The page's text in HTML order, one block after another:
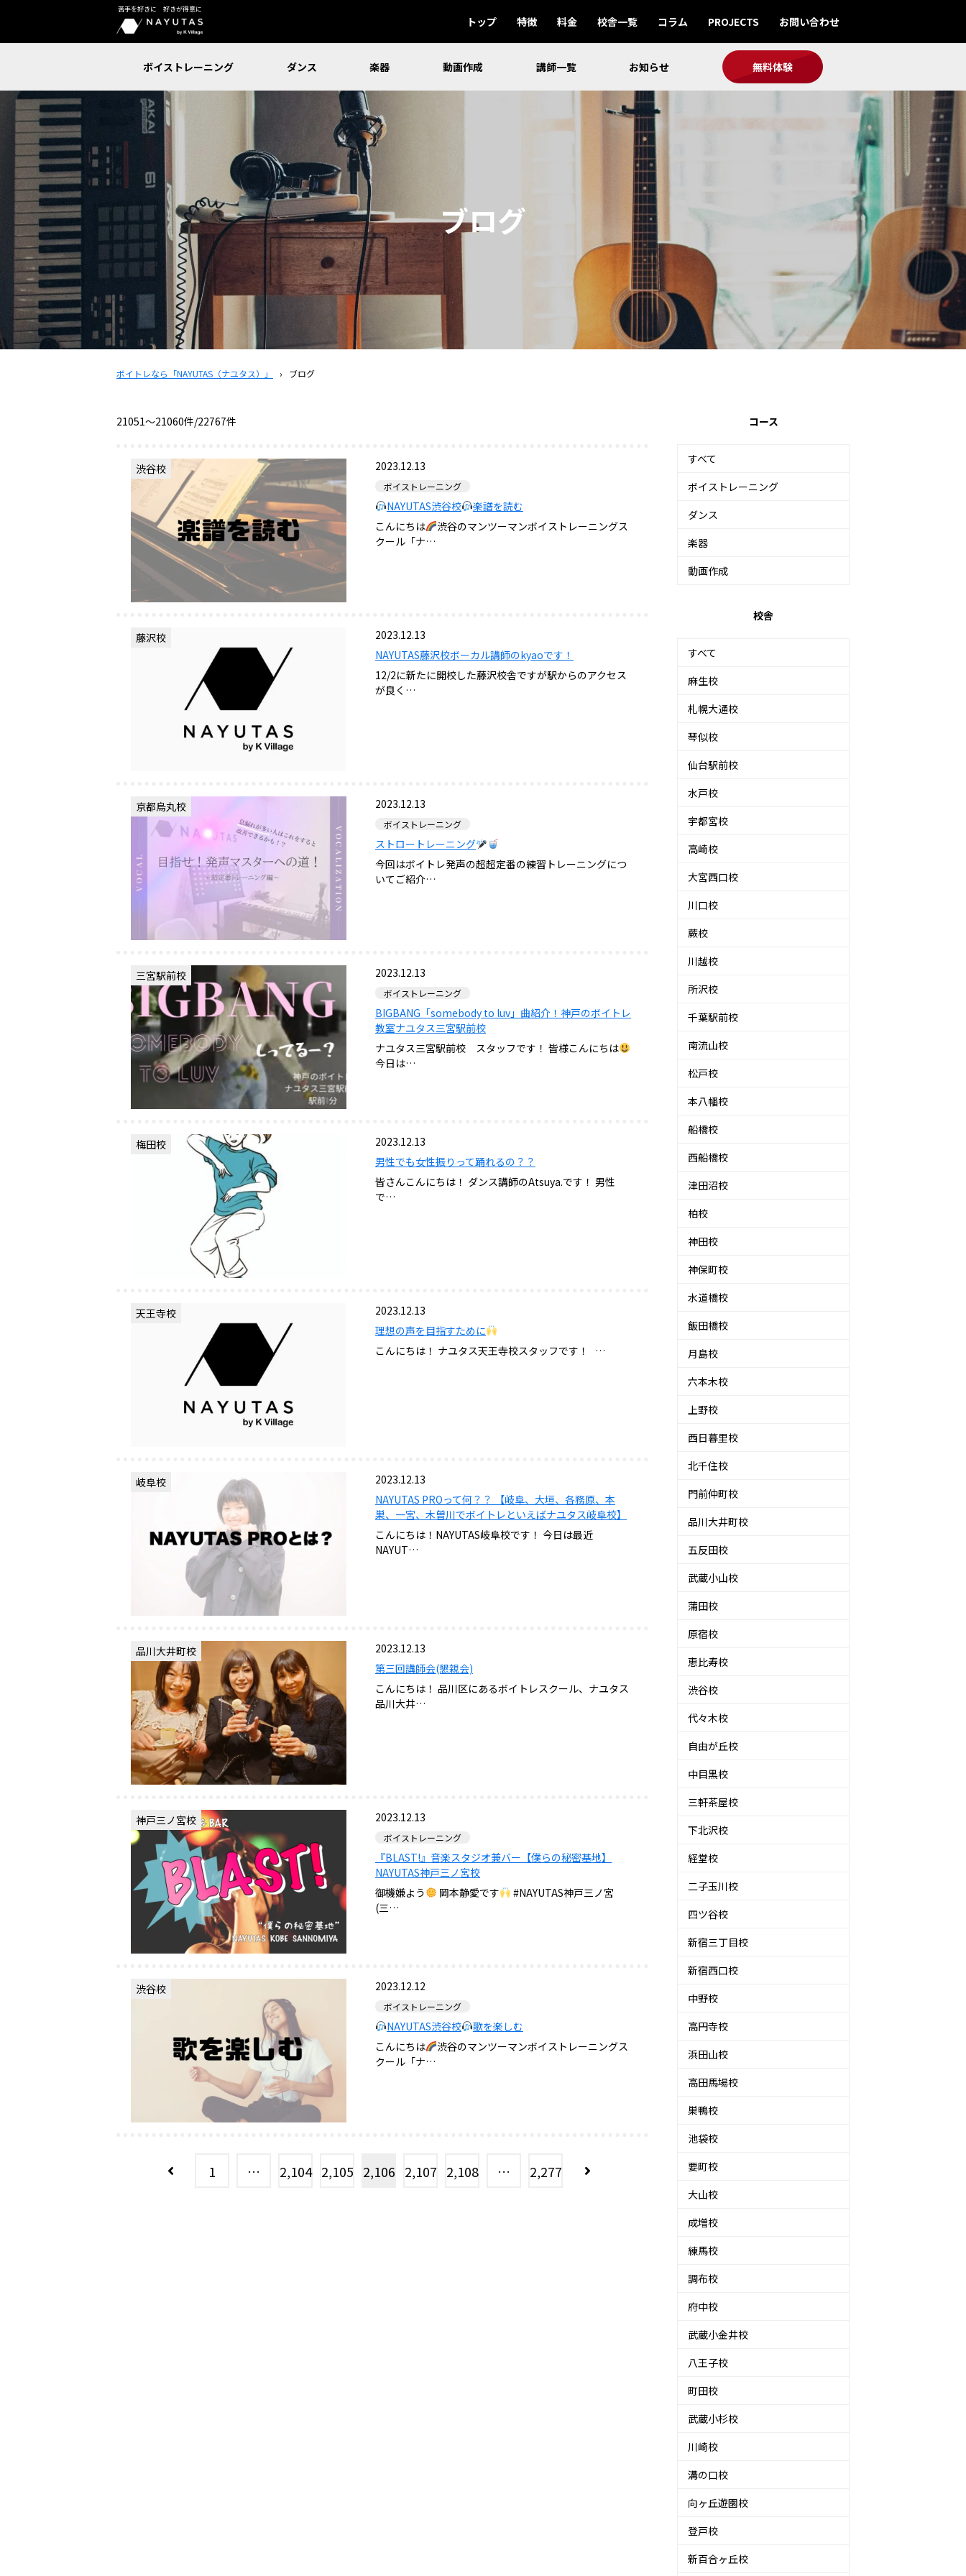
苦手を好きに 好きが得意に
トップ 特徴 料金 校舎一覧 コラム PROJECTS お問い合わせ
ボイストレーニング ダンス 楽器 動画作成 講師一覧 お知らせ 無料体験
ブログ
ボイトレなら「NAYUTAS（ナユタス）」 › ブログ
21051〜21060件/22767件
渋谷校 2023.12.13
ボイストレーニング
NAYUTAS渋谷校
楽譜を読む
こんにちは
渋谷のマンツーマンボイストレーニングス
クール「ナ…
藤沢校
2023.12.13
NAYUTAS藤沢校ボーカル講師のkyaoです！
12/2に新たに開校した藤沢校舎ですが駅からのアクセス
が良く…
京都烏丸校 2023.12.13
ボイストレーニング
ストロートレーニング
今回はボイトレ発声の超超定番の練習トレーニングにつ
いてご紹介…
三宮駅前校 2023.12.13
ボイストレーニング
BIGBANG「somebody to luv」曲紹介！神戸のボイトレ
教室ナユタス三宮駅前校
ナユタス三宮駅前校 スタッフです！ 皆様こんにちは
今日は…
梅田校
2023.12.13
男性でも女性振りって踊れるの？？
皆さんこんにちは！ ダンス講師のAtsuya.です！ 男性
で…
天王寺校
2023.12.13
理想の声を目指すために
こんにちは！ ナユタス天王寺校スタッフです！ …
岐阜校
2023.12.13
NAYUTAS PROって何？？ 【岐阜、大垣、各務原、本
巣、一宮、木曽川でボイトレといえばナユタス岐阜校】
こんにちは！NAYUTAS岐阜校です！ 今日は最近
NAYUT…
品川大井町校
2023.12.13
第三回講師会(懇親会)
こんにちは！ 品川区にあるボイトレスクール、ナユタス
品川大井…
神戸三ノ宮校 2023.12.13
ボイストレーニング
『BLAST!』音楽スタジオ兼バー【僕らの秘密基地】
NAYUTAS神戸三ノ宮校
御機嫌よう
岡本静愛です
#NAYUTAS神戸三ノ宮
(三…
渋谷校 2023.12.12
ボイストレーニング
NAYUTAS渋谷校
歌を楽しむ
こんにちは
渋谷のマンツーマンボイストレーニングス
クール「ナ…
1 … 2,104 2,105 2,106 2,107 2,108 … 2,277
コース
すべて
ボイストレーニング
ダンス
楽器
動画作成
校舎
すべて
麻生校
札幌大通校
琴似校
仙台駅前校
水戸校
宇都宮校
高崎校
大宮西口校
川口校
蕨校
川越校
所沢校
千葉駅前校
南流山校
松戸校
本八幡校
船橋校
西船橋校
津田沼校
柏校
神田校
神保町校
水道橋校
飯田橋校
月島校
六本木校
上野校
西日暮里校
北千住校
門前仲町校
品川大井町校
五反田校
武蔵小山校
蒲田校
原宿校
恵比寿校
渋谷校
代々木校
自由が丘校
中目黒校
三軒茶屋校
下北沢校
経堂校
二子玉川校
四ツ谷校
新宿三丁目校
新宿西口校
中野校
高円寺校
浜田山校
高田馬場校
巣鴨校
池袋校
要町校
大山校
成増校
練馬校
調布校
府中校
武蔵小金井校
八王子校
町田校
武蔵小杉校
川崎校
溝の口校
向ヶ丘遊園校
登戸校
新百合ヶ丘校